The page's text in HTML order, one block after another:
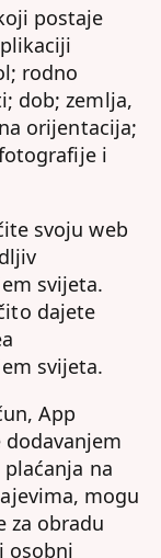
postaje
rodno
dob; zemlja,
orijentacija;
i
svoju web
svijeta.
dajete
svijeta.
App
na
mogu
za obradu
osobni